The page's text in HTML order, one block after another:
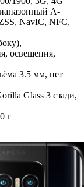
A-
NavIC, NFC,
освещения,
3.5 мм, нет
Glass 3 сзади,
г